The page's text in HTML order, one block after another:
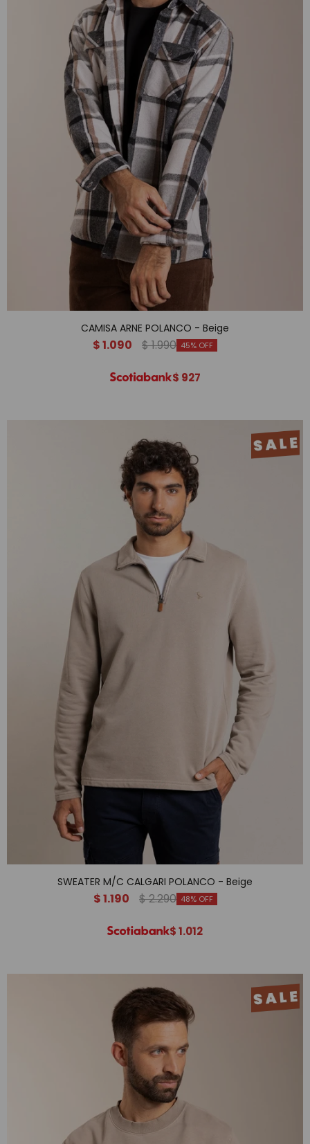
CAMISA ARNE POLANCO - Beige
$1.090 $1.990 45
$ 927
SWEATER M/C CALGARI POLANCO - Beige
$1.190 $2.290 48
$1.012